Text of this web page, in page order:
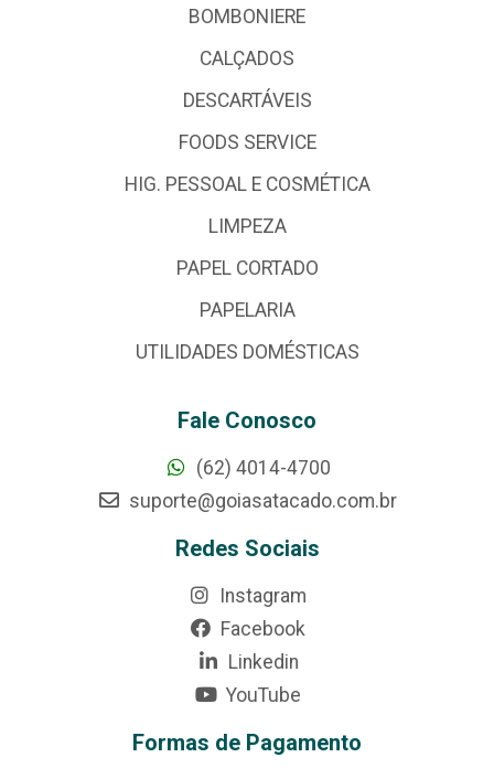
BOMBONIERE
CALÇADOS
DESCARTÁVEIS
FOODS SERVICE
HIG. PESSOAL E COSMÉTICA
LIMPEZA
PAPEL CORTADO
PAPELARIA
UTILIDADES DOMÉSTICAS
Fale Conosco
(62) 4014-4700
suporte@goiasatacado.com.br
Redes Sociais
Instagram
Facebook
Linkedin
YouTube
Formas de Pagamento